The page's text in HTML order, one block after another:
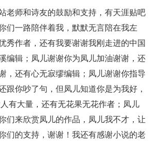
老师和诗友的鼓励和支持，有天涯贴吧
们一路陪伴着我，默默无言陪在我左
秀作者，还有我要谢谢我刚走进的中国
编辑；凤儿谢谢你为凤儿加油谢谢，还
，还有心无寂缪编辑；凤儿谢谢你指导
你吵了句，但凤儿知道你是为我好，
有大量，还有无花果无花作者；凤儿
们来欣赏凤儿的作品，凤儿我不才，让
们的支持，谢谢！我还有感谢小说的老